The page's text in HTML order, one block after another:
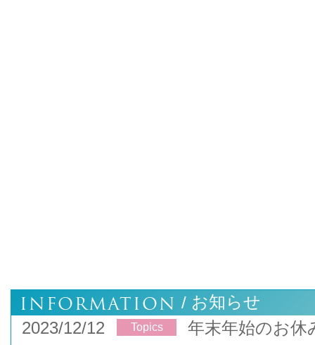
INFORMATION / お知らせ
2023/12/12
Topics
年末年始のお休